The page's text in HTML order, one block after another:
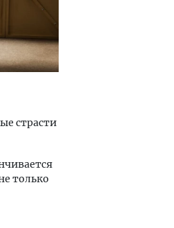
страсти
только